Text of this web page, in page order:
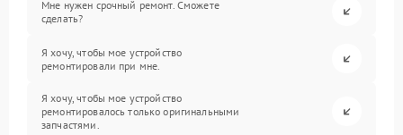
Мне нужен срочный ремонт. Сможете
сделать?
Я хочу, чтобы мое устройство
ремонтировали при мне.
Я хочу, чтобы мое устройство
ремонтировалось только оригинальными
запчастями.